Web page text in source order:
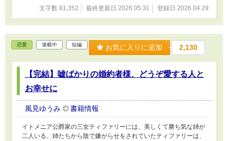
文字数 81,352 最終更新日 2026.05.31 登録日 2026.04.29
恋愛 連載中 短編 お気に入りに追加 2,130
【完結】嘘ばかりの婚約者様、どうぞ愛する人と
お幸せに
風見ゆうみ 書籍情報
イトメニア公爵家の三女ティファリーには、美しくて勝ち気な姉が
二人いる。姉たちから陰で嫌がらせをされていたティファリーは、